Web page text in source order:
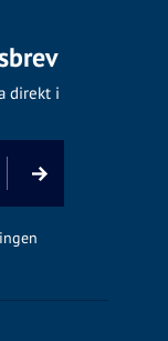
direkt i